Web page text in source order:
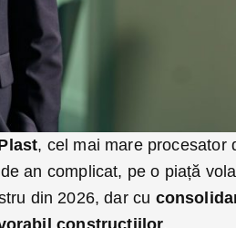
, cel mai mare procesator
an complicat, pe o piață
din 2026, dar cu